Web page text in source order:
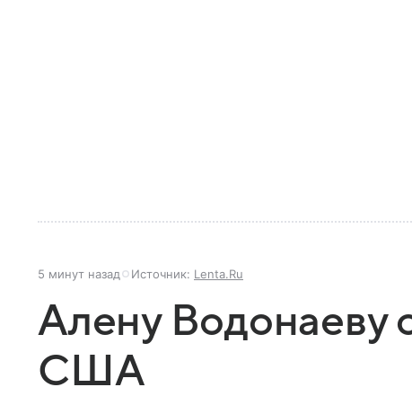
5 минут назад Источник: Lenta.Ru
Алену Водонаеву
США